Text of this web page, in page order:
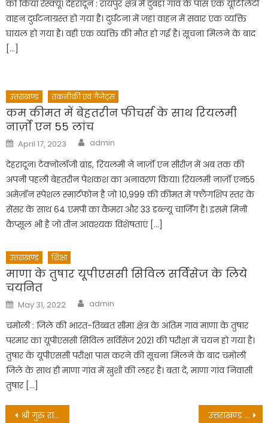
को किया रेस्क्यू। देहरादून : रायपुर क्षेत्र में दुबड़ा गांव के पास एक यूटिलिटी
वाहन दुर्घटनाग्रस्त हो गया है। दुर्घटना में जहां वाहन में सवार एक व्यक्ति
घायल हो गया है। वही एक व्यक्ति की मौत हो गई है। सूचना मिलने के बाद
[…]
उत्तराखण्ड तकनीकी एवं गैजेट्स
कम कीमत में बेहतरीन फीचर्स के साथ रियलमी
नार्ज़ो एन 55 लांच
Posted
on
April 17, 2023 Author
admin
देहरादून। टेक्नोलॉजी ब्रांड, रियलमी ने नार्ज़ो एन सीरीज़ में अब तक की
अपनी पहली बेहतरीन पेशकश का अनावरण किया। रियलमी नार्ज़ो एन55
अमेज़ॉन स्पेशल स्मार्टफोन है जो 10,999 की कीमत में फ्लैगशिप स्तर के
सेंसर के साथ 64 एमपी का कैमरा और 33 डब्ल्यू चार्जिंग है। इसमें मिनी
कैप्सूल भी है जो तीन आवश्यक विशेषताएं […]
उत्तराखण्ड शिक्षा
माणा के तुषार यूपीएससी सिविल सर्विसेज के लिये
चयनित
Posted
on
May 31, 2022 Author
admin
चमोली : जिले की भारत-तिब्बत सीमा क्षेत्र के अंतिम गावं माणा के तुषार
परमार का यूपीएससी सिविल सर्विसेज 2021 की परीक्षा में चयन हो गया है।
तुषार के यूपीएससी परीक्षा पास करने की सूचना मिलने के बाद चमोली
जिले के साथ ही माणा गांव में खुशी की लहर है। बता दें, माणा गांव निवासी
तुषार […]
Post
श्री गुरु राम राय विश्वविद्यालय के मीडिया एवं मासकॉम शोधार्थी शिखा मिश्रा को मिली पीएचडी की उपाधि उत्तराखण्ड @25: सीएम धामी ने ‘बोधिसत्व विचार श्रृंखला एक नई सोच-एक नई पहल’ पुस्तक का किया विमोचन